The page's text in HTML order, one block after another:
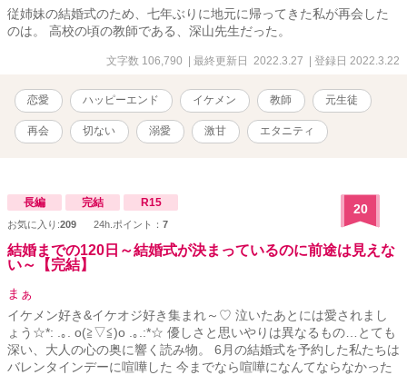
従姉妹の結婚式のため、七年ぶりに地元に帰ってきた私が再会した
のは。 高校の頃の教師である、深山先生だった。
文字数 106,790 | 最終更新日 2022.3.27 | 登録日 2022.3.22
恋愛 ハッピーエンド イケメン 教師 元生徒
再会 切ない 溺愛 激甘 エタニティ
長編 完結 R15
お気に入り:209 24h.ポイント： 7
20
結婚までの120日～結婚式が決まっているのに前途は見えな
い～【完結】
まぁ
イケメン好き&イケオジ好き集まれ～♡ 泣いたあとには愛されまし
ょう☆*: .｡. o(≧▽≦)o .｡.:*☆ 優しさと思いやりは異なるもの…とても
深い、大人の心の奥に響く読み物。 6月の結婚式を予約した私たちは
バレンタインデーに喧嘩した 今までなら喧嘩になんてならなかった